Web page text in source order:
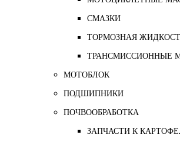
СМАЗКИ
ТОРМОЗНАЯ
ТРАНСМИССИОННЫЕ
МОТОБЛОК
ПОДШИПНИКИ
ПОЧВООБРАБОТКА
ЗАПЧАСТИ К